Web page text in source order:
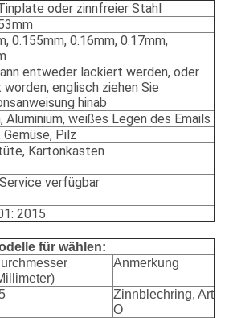
oder zinnfreier Stahl
0.155mm, 0.16mm, 0.17mm,
entweder lackiert werden, oder
englisch ziehen Sie
hinab
Aluminium, weißes Legen des Emails
Gemüse, Pilz
Kartonkasten
verfügbar
2015
für wählen:
Anmerkung
Zinnblechring, Art
O